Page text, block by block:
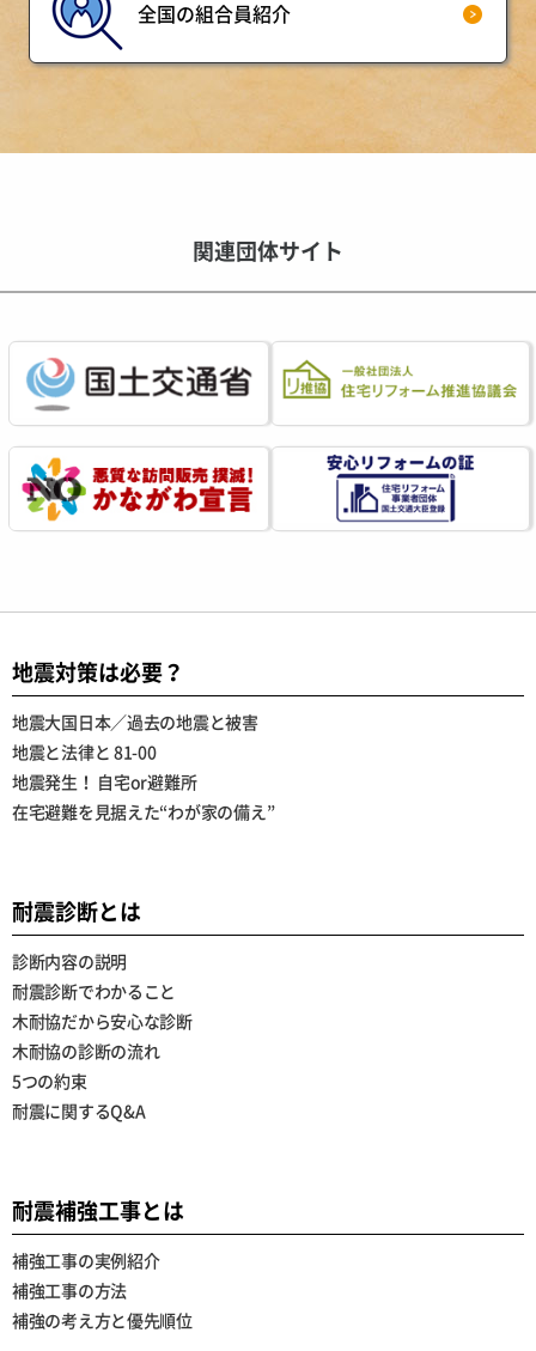
全国の組合員紹介
関連団体サイト
地震対策は必要？
地震大国日本／過去の地震と被害
地震と法律と 81-00
地震発生！ 自宅or避難所
在宅避難を見据えた“わが家の備え”
耐震診断とは
診断内容の説明
耐震診断でわかること
木耐協だから安心な診断
木耐協の診断の流れ
5つの約束
耐震に関するQ&A
耐震補強工事とは
補強工事の実例紹介
補強工事の方法
補強の考え方と優先順位